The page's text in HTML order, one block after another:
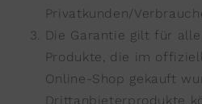
Privatkunden/
Die Garantie gilt für
Produkte, die im
Online-Shop gekauft
Drittanbieterprodukte